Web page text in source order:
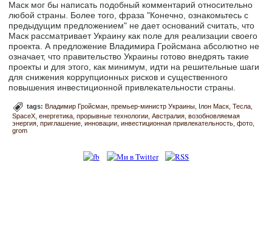
Маск мог бы написать подобный комментарий относительно
любой страны. Более того, фраза "Конечно, ознакомьтесь с
предыдущим предложением" не дает оснований считать, что
Маск рассматривает Украину как поле для реализации своего
проекта. А предложение Владимира Гройсмана абсолютно не
означает, что правительство Украины готово внедрять такие
проекты и для этого, как минимум, идти на решительные шаги
для снижения коррупционных рисков и существенного
повышения инвестиционной привлекательности страны.
tags:Владимир Гройсман премьер-министр Украины Ілон Маск Тесла
SpaceX енергетика прорывные технологии Австралия возобновляемая
энергия приглашение инновации инвестиционная привлекательность фото
grom